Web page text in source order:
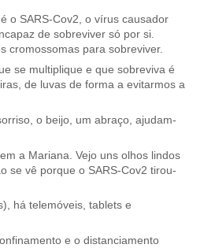
o SARS-Cov2, o vírus causador
de sobreviver só por si.
cromossomas para sobreviver.
se multiplique e que sobreviva é
de luvas de forma a evitarmos a
o beijo, um abraço, ajudam-
a Mariana. Vejo uns olhos lindos
se vê porque o SARS-Cov2 tirou-
há telemóveis, tablets e
e o distanciamento